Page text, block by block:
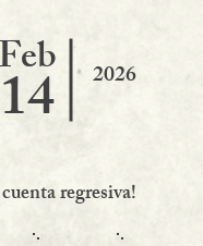
2026
14
Feb
regresiva!